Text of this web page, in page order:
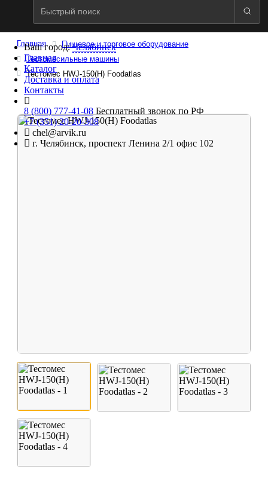
Ваш город:Челябинск
Главная
Каталог
Доставка и оплата
Контакты
8 (800) 777-41-08 Бесплатный звонок по РФ
+7 (351) 20-20-308
chel@arvik.ru
г. Челябинск, проспект Ленина 2/1 офис 102
Главная
Пищевое и торговое оборудование
Тестомесильные машины
Тестомес HWJ-150(H) Foodatlas